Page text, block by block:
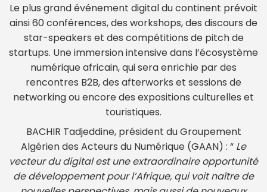
Le plus grand événement digital du continent prévoit
ainsi 60 conférences, des workshops, des discours de
star-speakers et des compétitions de pitch de
startups. Une immersion intensive dans l’écosystème
numérique africain, qui sera enrichie par des
rencontres B2B, des afterworks et sessions de
networking ou encore des expositions culturelles et
touristiques.
BACHIR Tadjeddine, président du Groupement
Algérien des Acteurs du Numérique (GAAN) : “ Le
vecteur du digital est une extraordinaire opportunité
de développement pour l’Afrique, qui voit naître de